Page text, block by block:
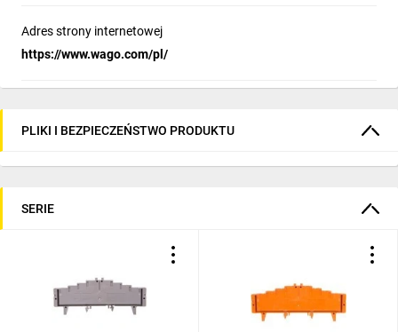
Adres strony internetowej
https://www.wago.com/pl/
PLIKI I BEZPIECZEŃSTWO PRODUKTU
SERIE